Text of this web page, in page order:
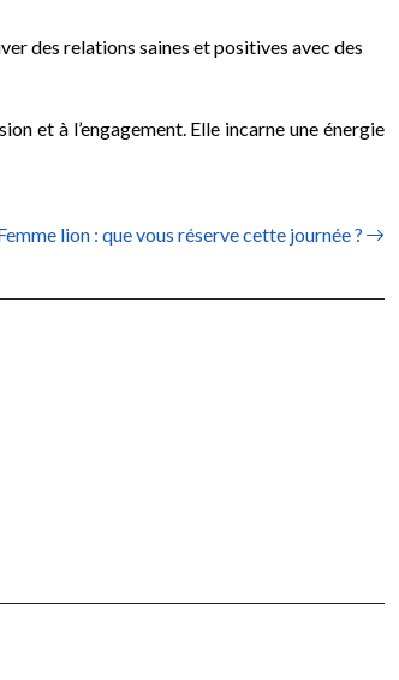
des relations saines et positives avec des
et à l’engagement. Elle incarne une énergie
lion : que vous réserve cette journée ?